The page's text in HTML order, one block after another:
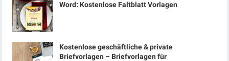
Word: Kostenlose Faltblatt Vorlagen
Kostenlose geschäftliche & private
Briefvorlagen – Briefvorlagen für